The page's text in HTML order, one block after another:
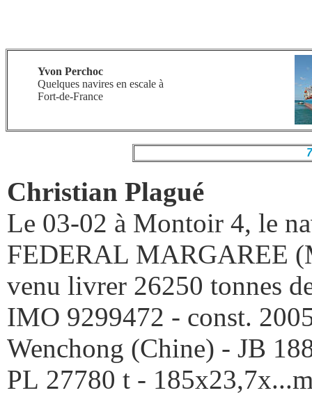
Yvon Perchoc
Quelques navires en escale à
Fort-de-France
Christian Plagué
Le 03-02 à Montoir 4, le
FEDERAL MARGAREE
venu livrer 26250 tonnes
IMO 9299472 - const.
Wenchong (Chine) - JB
PL 27780 t -